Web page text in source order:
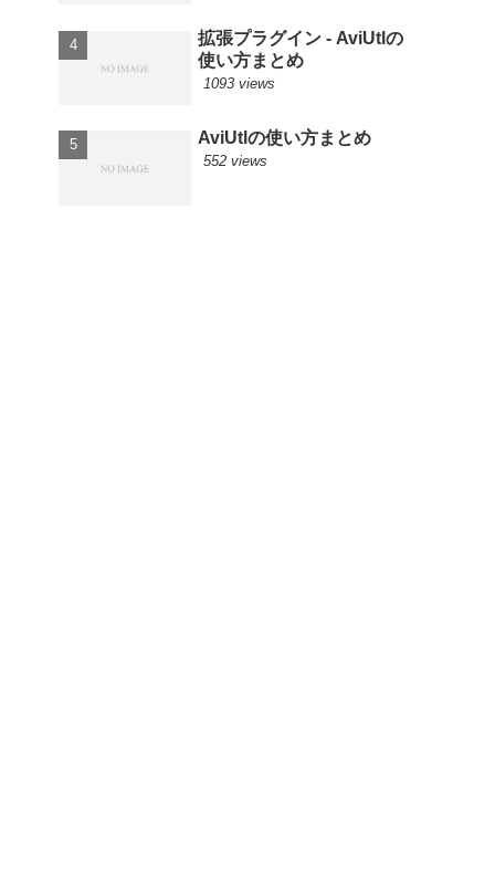
拡張プラグイン - AviUtlの
使い方まとめ
1093 views
AviUtlの使い方まとめ
552 views